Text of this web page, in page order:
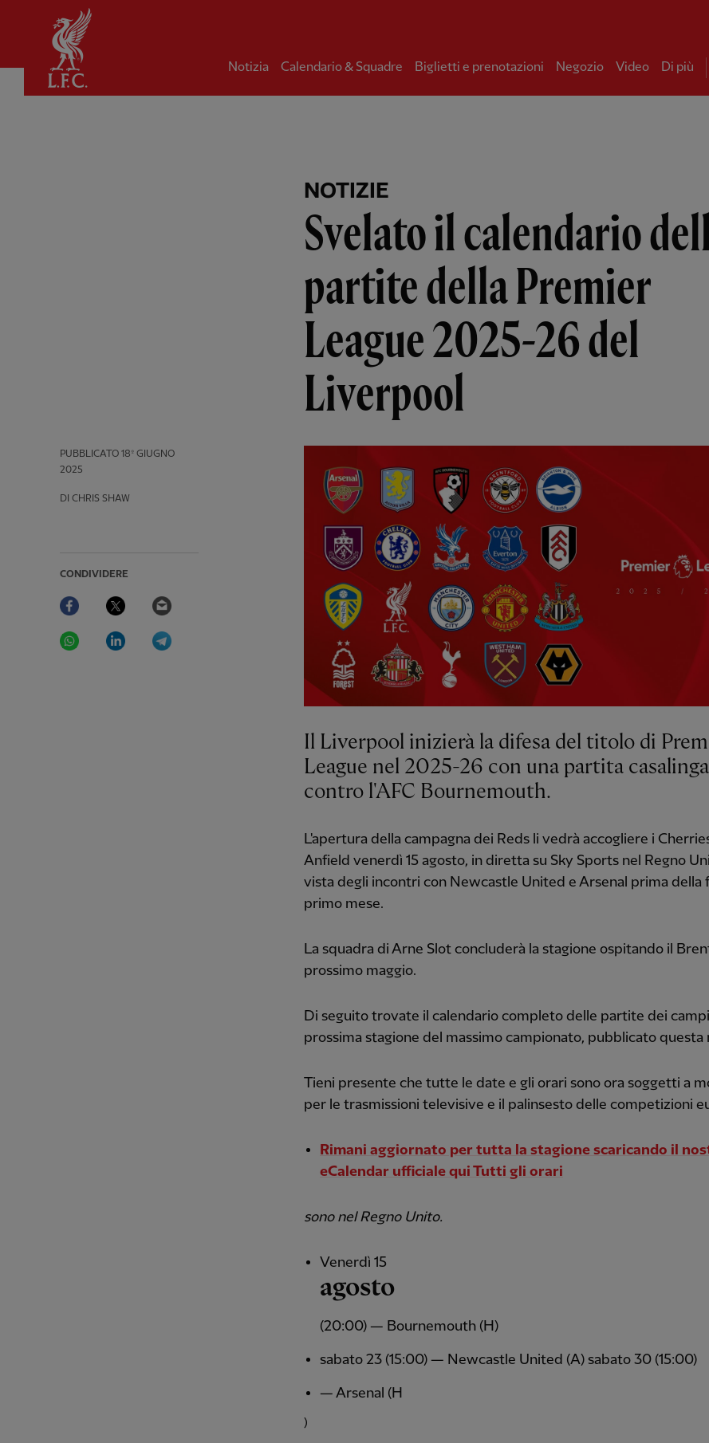
Notizia Calendario & Squadre Biglietti e prenotazioni Negozio Video Di più
NOTIZIE
Svelato il calendario
partite della Premier
League 2025-26 del
Liverpool
PUBBLICATO 18º GIUGNO
2025
DI CHRIS SHAW
CONDIVIDERE
Facebook Twitter
WhatsAppLinkedIn
Il Liverpool inizierà la difesa del titolo di
League nel 2025-26 con una partita casalinga
contro l'AFC Bournemouth.
L'apertura della campagna dei Reds li vedrà accogliere i
Anfield venerdì 15 agosto, in diretta su Sky Sports nel Regno
vista degli incontri con Newcastle United e Arsenal prima della
primo mese.
La squadra di Arne Slot concluderà la stagione ospitando il
prossimo maggio.
Di seguito trovate il calendario completo delle partite dei
prossima stagione del massimo campionato, pubblicato questa
Tieni presente che tutte le date e gli orari sono ora soggetti a
per le trasmissioni televisive e il palinsesto delle competizioni
Rimani aggiornato per tutta la stagione scaricando il
eCalendar ufficiale qui Tutti gli orari
sono nel Regno Unito.
Venerdì 15
agosto
(20:00) — Bournemouth (H)
sabato 23 (15:00) — Newcastle United (A) sabato 30 (15:00)
— Arsenal (H
)